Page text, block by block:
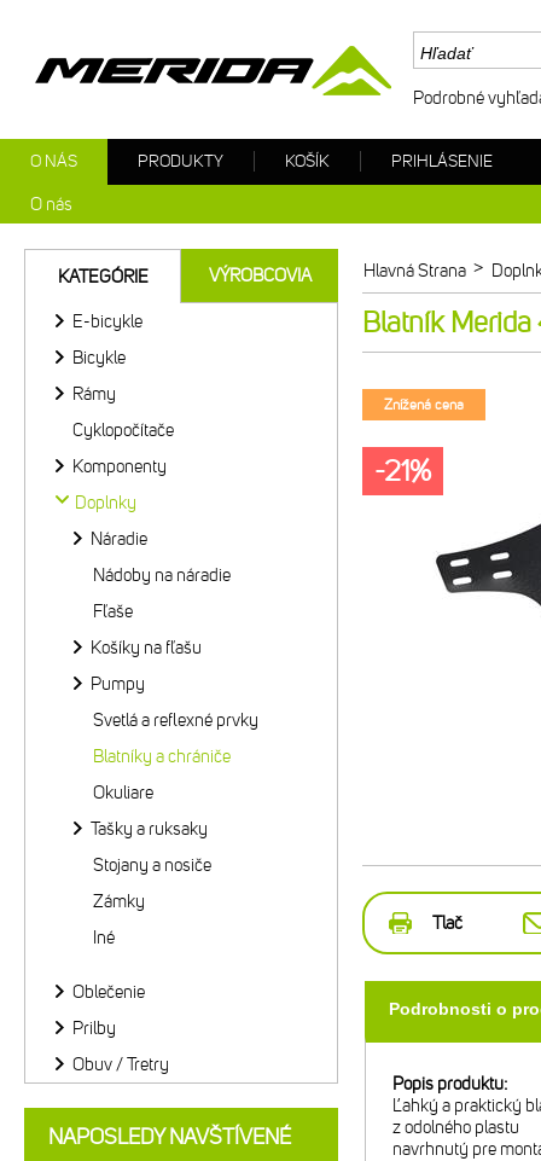
Hlavná Strana >
Blatník
Znížená cena
-21%
Tlač
Podrobnosti o
Popis produktu:
Ľahký a praktický
z odolného plastu
navrhnutý pre
KATEGÓRIE VÝROBCOVIA
E-bicykle
Bicykle
Rámy
Cyklopočítače
Komponenty
Doplnky
Náradie
Nádoby na náradie
Fľaše
Košíky na fľašu
Pumpy
Svetlá a reflexné prvky
Blatníky a chrániče
Okuliare
Tašky a ruksaky
Stojany a nosiče
Zámky
Iné
Oblečenie
Prilby
Obuv / Tretry
NAPOSLEDY NAVŠTÍVENÉ
Podrobné
O NÁS
O nás
PRODUKTY KOŠÍK PRIHLÁSENIE